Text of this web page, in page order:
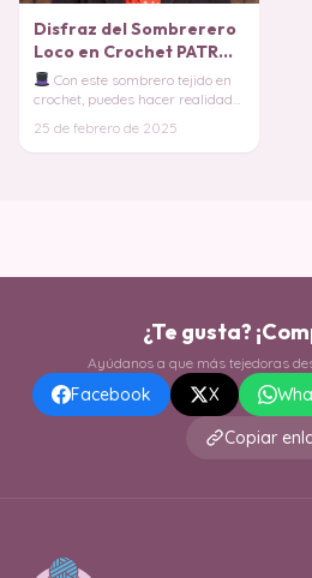
Disfraz del Sombrerero
Loco en Crochet PATRON
GRATIS
Con este sombrero tejido en
crochet, puedes hacer realidad
darle u
25 de febrero de 2025
¿Te gusta?
Ayúdanos a que más tejedoras
Facebook X
Copiar